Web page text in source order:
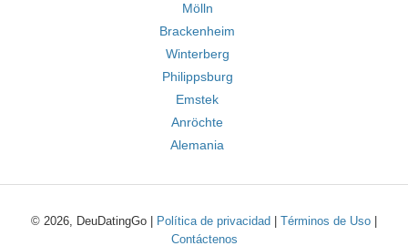
Mölln
Brackenheim
Winterberg
Philippsburg
Emstek
Anröchte
Alemania
© 2026, DeuDatingGo | Política de privacidad Términos de Uso
Contáctenos